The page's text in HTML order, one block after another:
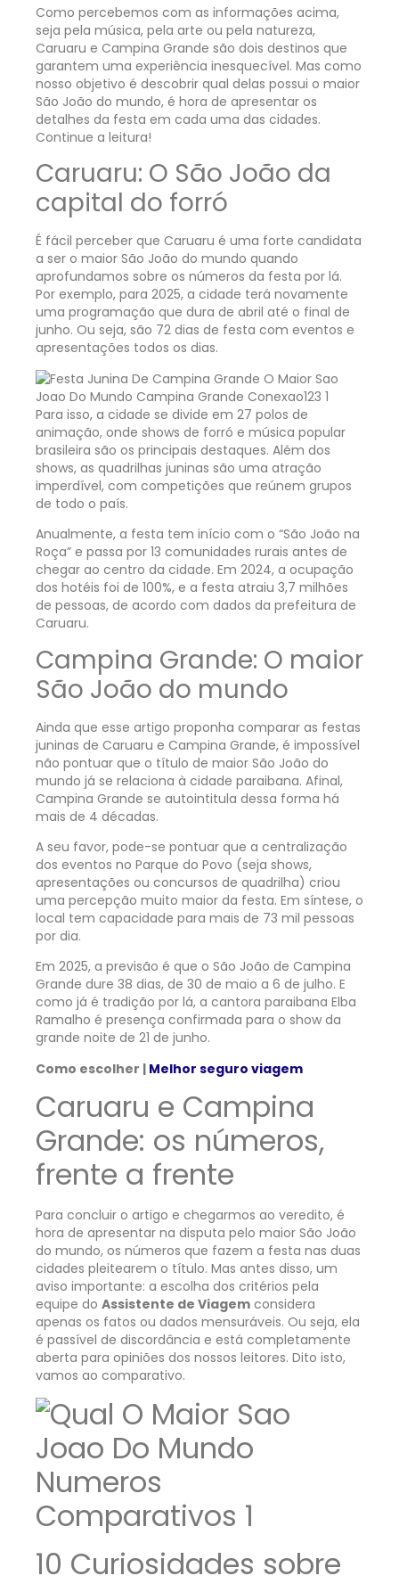
Como percebemos com as informações acima,
seja pela música, pela arte ou pela natureza,
Caruaru e Campina Grande são dois destinos que
garantem uma experiência inesquecível. Mas como
nosso objetivo é descobrir qual delas possui o maior
São João do mundo, é hora de apresentar os
detalhes da festa em cada uma das cidades.
Continue a leitura!
Caruaru: O São João da
capital do forró
É fácil perceber que Caruaru é uma forte candidata
a ser o maior São João do mundo quando
aprofundamos sobre os números da festa por lá.
Por exemplo, para 2025, a cidade terá novamente
uma programação que dura de abril até o final de
junho. Ou seja, são 72 dias de festa com eventos e
apresentações todos os dias.
Para isso, a cidade se divide em 27 polos de
animação, onde shows de forró e música popular
brasileira são os principais destaques. Além dos
shows, as quadrilhas juninas são uma atração
imperdível, com competições que reúnem grupos
de todo o país.
Anualmente, a festa tem início com o “São João na
Roça” e passa por 13 comunidades rurais antes de
chegar ao centro da cidade. Em 2024, a ocupação
dos hotéis foi de 100%, e a festa atraiu 3,7 milhões
de pessoas, de acordo com dados da prefeitura de
Caruaru.
Campina Grande: O maior
São João do mundo
Ainda que esse artigo proponha comparar as festas
juninas de Caruaru e Campina Grande, é impossível
não pontuar que o título de maior São João do
mundo já se relaciona à cidade paraibana. Afinal,
Campina Grande se autointitula dessa forma há
mais de 4 décadas.
A seu favor, pode-se pontuar que a centralização
dos eventos no Parque do Povo (seja shows,
apresentações ou concursos de quadrilha) criou
uma percepção muito maior da festa. Em síntese, o
local tem capacidade para mais de 73 mil pessoas
por dia.
Em 2025, a previsão é que o São João de Campina
Grande dure 38 dias, de 30 de maio a 6 de julho. E
como já é tradição por lá, a cantora paraibana Elba
Ramalho é presença confirmada para o show da
grande noite de 21 de junho.
Como escolher | Melhor seguro viagem
Caruaru e Campina
Grande: os números,
frente a frente
Para concluir o artigo e chegarmos ao veredito, é
hora de apresentar na disputa pelo maior São João
do mundo, os números que fazem a festa nas duas
cidades pleitearem o título. Mas antes disso, um
aviso importante: a escolha dos critérios pela
equipe do Assistente de Viagem considera
apenas os fatos ou dados mensuráveis. Ou seja, ela
é passível de discordância e está completamente
aberta para opiniões dos nossos leitores. Dito isto,
vamos ao comparativo.
10 Curiosidades sobre